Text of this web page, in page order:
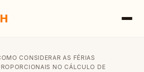
CONSIDERAR AS FÉRIAS
NO CÁLCULO DE